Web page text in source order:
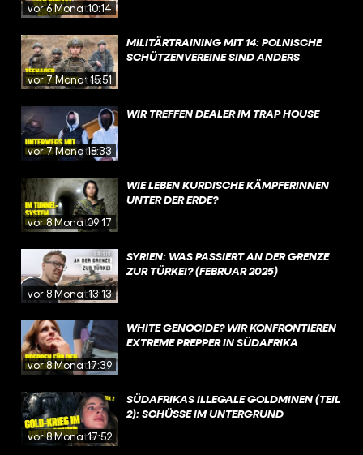
vor 6 Monaten10:14
vor 7 Monaten15:51
MILITÄRTRAINING MIT 14: POLNISCHE
SCHÜTZENVEREINE SIND ANDERS
vor 7 Monaten
18:33
WIR TREFFEN DEALER IM TRAP HOUSE
vor 8 Monaten09:17
WIE LEBEN KURDISCHE KÄMPFERINNEN
UNTER DER ERDE?
vor 8 Monaten13:13
SYRIEN: WAS PASSIERT AN DER GRENZE
ZUR TÜRKEI? (FEBRUAR 2025)
vor 8 Monaten
17:39
WHITE GENOCIDE? WIR KONFRONTIEREN
EXTREME PREPPER IN SÜDAFRIKA
vor 8 Monaten17:52
SÜDAFRIKAS ILLEGALE GOLDMINEN (TEIL
2): SCHÜSSE IM UNTERGRUND